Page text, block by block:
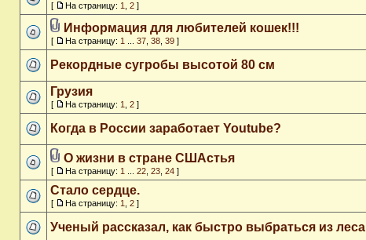
[ На страницу: 1 2 ]
Информация для любителей кошек!!!
[ На страницу: 1 37 38 39 ]
Рекордные сугробы высотой 80 см
Грузия
[ На страницу: 1 2 ]
Когда в России заработает Youtube?
О жизни в стране СШАстья
[ На страницу: 1 22 23 24 ]
Стало сердце.
[ На страницу: 1 2 ]
Ученый рассказал, как быстро выбраться из леса